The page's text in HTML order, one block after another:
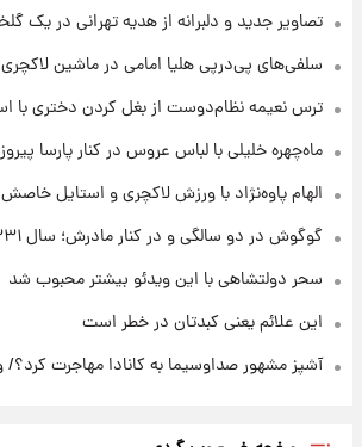
۱۴ ساعت پیش
+جدول
۱۴ ساعت پیش
قیمت محصولات
تصاویر جدید و دلبرانه از هدیه تهرانی در یک
سلفی‌های پی‌درپی هلیا امامی در ماشین
ترس نعیمه نظام‌دوست از بغل کردن دختری با
ماه‌چهره خلیلی با لباس عروس در کنار پارسا
الهام پاوه‌نژاد با ورزش لاکچری و استایل
گوگوش در دو سالگی و در کنار مادرش؛ سال ۱۳۳۱
سحر دولتشاهی با این ویدئو بیشتر محبوب شد
این علائم یعنی کبدتان در خطر است
آشپز مشهور صداوسیما به کانادا مهاجرت کرد؟/